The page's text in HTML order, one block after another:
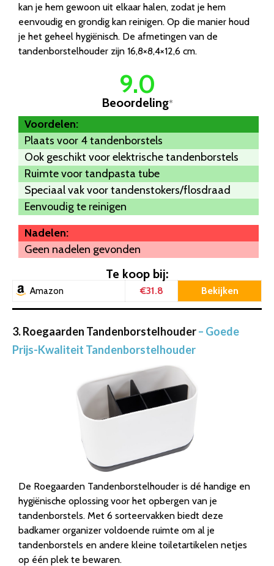
kan je hem gewoon uit elkaar halen, zodat je hem
eenvoudig en grondig kan reinigen. Op die manier houd
je het geheel hygiënisch. De afmetingen van de
tandenborstelhouder zijn 16,8×8,4×12,6 cm.
9.0
Beoordeling*
Voordelen:
Plaats voor 4 tandenborstels
Ook geschikt voor elektrische tandenborstels
Ruimte voor tandpasta tube
Speciaal vak voor tandenstokers/flosdraad
Eenvoudig te reinigen
Nadelen:
Geen nadelen gevonden
Te koop bij:
Amazon €31.8 Bekijken
3. Roegaarden Tandenborstelhouder– Goede
Prijs-Kwaliteit Tandenborstelhouder
De Roegaarden Tandenborstelhouder is dé handige en
hygiënische oplossing voor het opbergen van je
tandenborstels. Met 6 sorteervakken biedt deze
badkamer organizer voldoende ruimte om al je
tandenborstels en andere kleine toiletartikelen netjes
op één plek te bewaren.